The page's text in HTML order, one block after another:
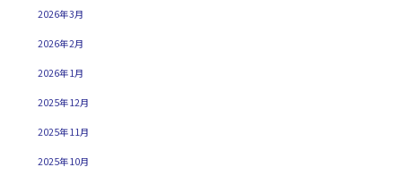
2026年3月
2026年2月
2026年1月
2025年12月
2025年11月
2025年10月